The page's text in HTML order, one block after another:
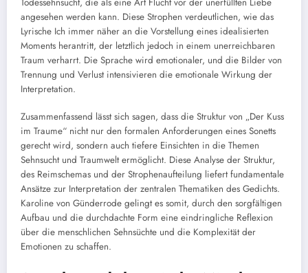
angesehen werden kann. Diese Strophen verdeutlichen, wie das
Lyrische Ich immer näher an die Vorstellung eines idealisierten
Moments herantritt, der letztlich jedoch in einem unerreichbaren
Traum verharrt. Die Sprache wird emotionaler, und die Bilder von
Trennung und Verlust intensivieren die emotionale Wirkung der
Interpretation.
Zusammenfassend lässt sich sagen, dass die Struktur von „Der Kuss
im Traume“ nicht nur den formalen Anforderungen eines Sonetts
gerecht wird, sondern auch tiefere Einsichten in die Themen
Sehnsucht und Traumwelt ermöglicht. Diese Analyse der Struktur,
des Reimschemas und der Strophenaufteilung liefert fundamentale
Ansätze zur Interpretation der zentralen Thematiken des Gedichts.
Karoline von Günderrode gelingt es somit, durch den sorgfältigen
Aufbau und die durchdachte Form eine eindringliche Reflexion
über die menschlichen Sehnsüchte und die Komplexität der
Emotionen zu schaffen.